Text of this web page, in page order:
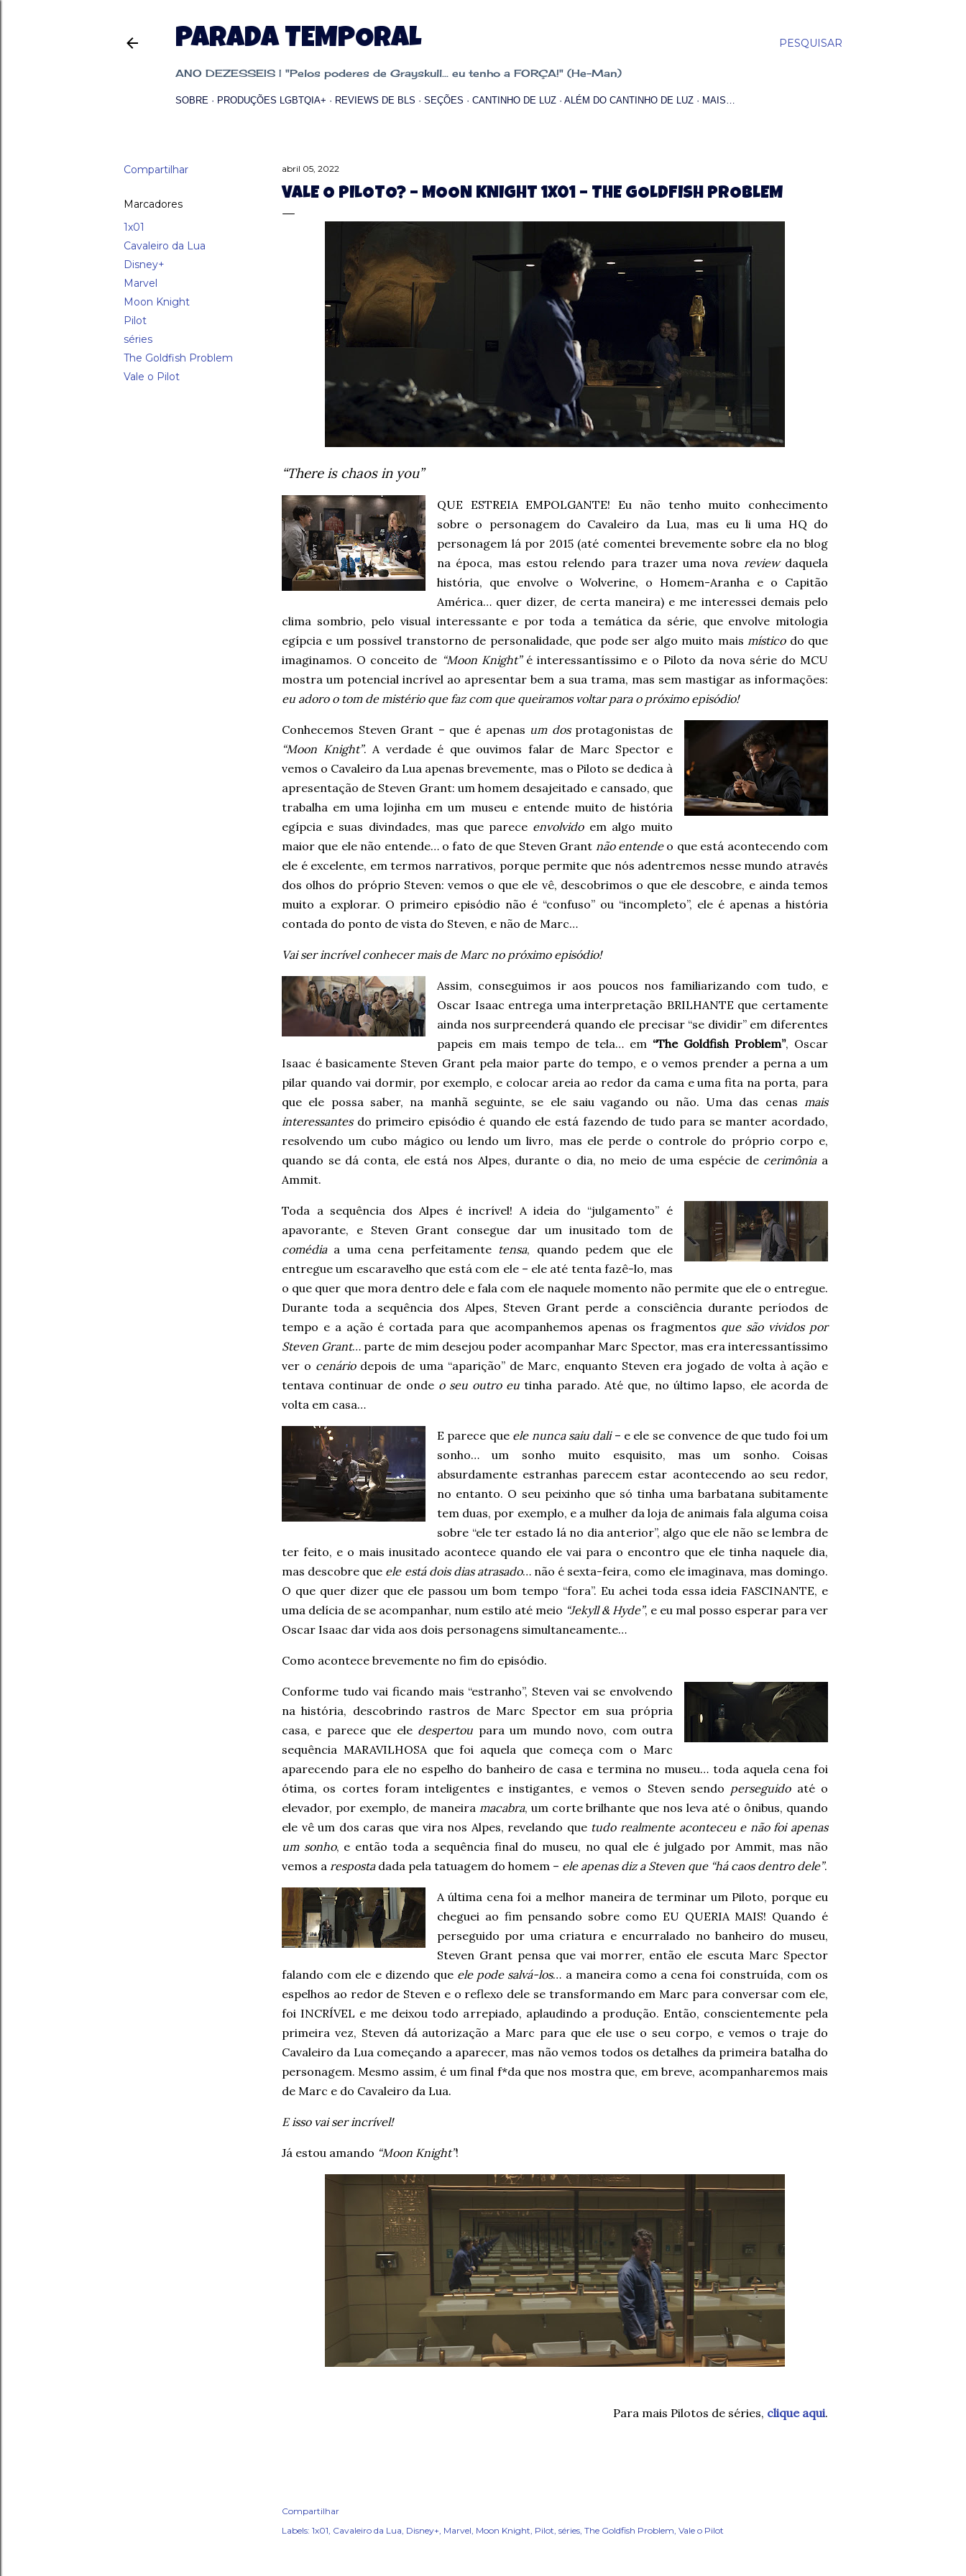
PESQUISAR
PARADA TEMPORAL
ANO DEZESSEIS | "Pelos poderes de Grayskull... eu tenho a FORÇA!" (He-Man)
SOBRE PRODUÇÕES LGBTQIA+ REVIEWS DE BLS SEÇÕES CANTINHO DE LUZ ALÉM DO CANTINHO DE LUZ MAIS…
Compartilhar
Marcadores
1x01
Cavaleiro da Lua
Disney+
Marvel
Moon Knight
Pilot
séries
The Goldfish Problem
Vale o Pilot
abril 05, 2022
VALE O PILOTO? – MOON KNIGHT 1X01 – THE GOLDFISH PROBLEM
“There is chaos in you”
QUE ESTREIA EMPOLGANTE! Eu não tenho muito conhecimento
sobre o personagem do Cavaleiro da Lua, mas eu li uma HQ do
personagem lá por 2015 (até comentei brevemente sobre ela no blog
na época, mas estou relendo para trazer uma nova reviewdaquela
história, que envolve o Wolverine, o Homem-Aranha e o Capitão
América… quer dizer, de certa maneira) e me interessei demais pelo
clima sombrio, pelo visual interessante e por toda a temática da série, que envolve mitologia
egípcia e um possível transtorno de personalidade, que pode ser algo muito maismísticodo que
imaginamos. O conceito de “Moon Knight”é interessantíssimo e o Piloto da nova série do MCU
mostra um potencial incrível ao apresentar bem a sua trama, mas sem mastigar as informações:
eu adoro o tom de mistério que faz com que queiramos voltar para o próximo episódio!
Conhecemos Steven Grant – que é apenas um dosprotagonistas de
“Moon Knight”. A verdade é que ouvimos falar de Marc Spector e
vemos o Cavaleiro da Lua apenas brevemente, mas o Piloto se dedica à
apresentação de Steven Grant: um homem desajeitado e cansado, que
trabalha em uma lojinha em um museu e entende muito de história
egípcia e suas divindades, mas que parece envolvidoem algo muito
maior que ele não entende… o fato de que Steven Grant não entendeo que está acontecendo com
ele é excelente, em termos narrativos, porque permite que nós adentremos nesse mundo através
dos olhos do próprio Steven: vemos o que ele vê, descobrimos o que ele descobre, e ainda temos
muito a explorar. O primeiro episódio não é “confuso” ou “incompleto”, ele é apenas a história
contada do ponto de vista do Steven, e não de Marc…
Vai ser incrível conhecer mais de Marc no próximo episódio!
Assim, conseguimos ir aos poucos nos familiarizando com tudo, e
Oscar Isaac entrega uma interpretação BRILHANTE que certamente
ainda nos surpreenderá quando ele precisar “se dividir” em diferentes
papeis em mais tempo de tela… em “The Goldfish Problem”, Oscar
Isaac é basicamente Steven Grant pela maior parte do tempo, e o vemos prender a perna a um
pilar quando vai dormir, por exemplo, e colocar areia ao redor da cama e uma fita na porta, para
que ele possa saber, na manhã seguinte, se ele saiu vagando ou não. Uma das cenas mais
interessantesdo primeiro episódio é quando ele está fazendo de tudo para se manter acordado,
resolvendo um cubo mágico ou lendo um livro, mas ele perde o controle do próprio corpo e,
quando se dá conta, ele está nos Alpes, durante o dia, no meio de uma espécie de cerimôniaa
Ammit.
Toda a sequência dos Alpes é incrível! A ideia do “julgamento” é
apavorante, e Steven Grant consegue dar um inusitado tom de
comédiaa uma cena perfeitamente tensa, quando pedem que ele
entregue um escaravelho que está com ele – ele até tenta fazê-lo, mas
o que quer que mora dentro dele e fala com ele naquele momento não permite que ele o entregue.
Durante toda a sequência dos Alpes, Steven Grant perde a consciência durante períodos de
tempo e a ação é cortada para que acompanhemos apenas os fragmentos que são vividos por
Steven Grant… parte de mim desejou poder acompanhar Marc Spector, mas era interessantíssimo
ver o cenáriodepois de uma “aparição” de Marc, enquanto Steven era jogado de volta à ação e
tentava continuar de onde o seu outro eu tinha parado. Até que, no último lapso, ele acorda de
volta em casa…
E parece que ele nunca saiu dali– e ele se convence de que tudo foi um
sonho… um sonho muito esquisito, mas um sonho. Coisas
absurdamente estranhas parecem estar acontecendo ao seu redor,
no entanto. O seu peixinho que só tinha uma barbatana subitamente
tem duas, por exemplo, e a mulher da loja de animais fala alguma coisa
sobre “ele ter estado lá no dia anterior”, algo que ele não se lembra de
ter feito, e o mais inusitado acontece quando ele vai para o encontro que ele tinha naquele dia,
mas descobre que ele está dois dias atrasado… não é sexta-feira, como ele imaginava, mas domingo.
O que quer dizer que ele passou um bom tempo “fora”. Eu achei toda essa ideia FASCINANTE, e
uma delícia de se acompanhar, num estilo até meio “Jekyll & Hyde”, e eu mal posso esperar para ver
Oscar Isaac dar vida aos dois personagens simultaneamente…
Como acontece brevemente no fim do episódio.
Conforme tudo vai ficando mais “estranho”, Steven vai se envolvendo
na história, descobrindo rastros de Marc Spector em sua própria
casa, e parece que ele despertou para um mundo novo, com outra
sequência MARAVILHOSA que foi aquela que começa com o Marc
aparecendo para ele no espelho do banheiro de casa e termina no museu… toda aquela cena foi
ótima, os cortes foram inteligentes e instigantes, e vemos o Steven sendo perseguidoaté o
elevador, por exemplo, de maneira macabra, um corte brilhante que nos leva até o ônibus, quando
ele vê um dos caras que vira nos Alpes, revelando que tudo realmente aconteceu e não foi apenas
um sonho, e então toda a sequência final do museu, no qual ele é julgado por Ammit, mas não
vemos a respostadada pela tatuagem do homem – ele apenas diz a Steven que “há caos dentro dele”.
A última cena foi a melhor maneira de terminar um Piloto, porque eu
cheguei ao fim pensando sobre como EU QUERIA MAIS! Quando é
perseguido por uma criatura e encurralado no banheiro do museu,
Steven Grant pensa que vai morrer, então ele escuta Marc Spector
falando com ele e dizendo que ele pode salvá-los… a maneira como a cena foi construída, com os
espelhos ao redor de Steven e o reflexo dele se transformando em Marc para conversar com ele,
foi INCRÍVEL e me deixou todo arrepiado, aplaudindo a produção. Então, conscientemente pela
primeira vez, Steven dá autorização a Marc para que ele use o seu corpo, e vemos o traje do
Cavaleiro da Lua começando a aparecer, mas não vemos todos os detalhes da primeira batalha do
personagem. Mesmo assim, é um final f*da que nos mostra que, em breve, acompanharemos mais
de Marc e do Cavaleiro da Lua.
E isso vai ser incrível!
Já estou amando “Moon Knight”!
Para mais Pilotos de séries, clique aqui.
Compartilhar
Labels: 1x01 Cavaleiro da Lua Disney+ Marvel Moon Knight Pilot séries The Goldfish Problem Vale o Pilot